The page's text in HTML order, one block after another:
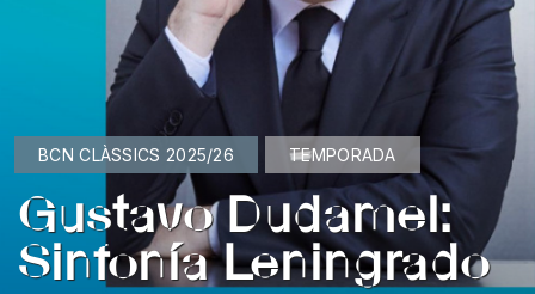
BCN CLÀSSICS 2025/26 TEMPORADA
Gustavo Dudamel:
Sinfonía Leningrado